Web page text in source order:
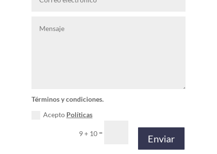
Términos y condiciones.
Acepto Políticas
9 + 10 =
Enviar